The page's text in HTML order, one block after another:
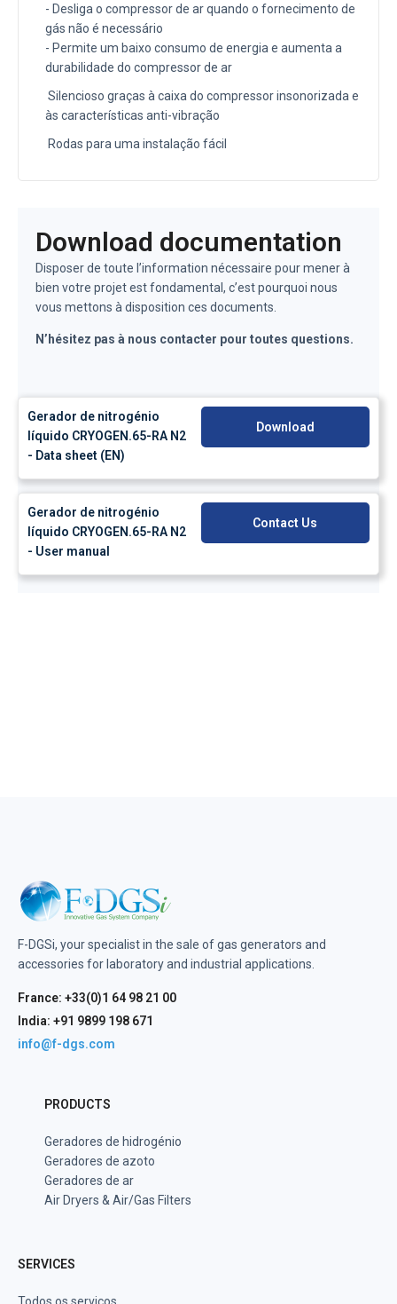
- Desliga o compressor de ar quando o fornecimento de
gás não é necessário
- Permite um baixo consumo de energia e aumenta a
durabilidade do compressor de ar
Silencioso graças à caixa do compressor insonorizada e
às características anti-vibração
Rodas para uma instalação fácil
Download documentation
Disposer de toute l’information nécessaire pour mener à
bien votre projet est fondamental, c’est pourquoi nous
vous mettons à disposition ces documents.
N’hésitez pas à nous contacter pour toutes questions.
Gerador de nitrogénio
líquido CRYOGEN.65-RA N2
- Data sheet (EN)
Download
Gerador de nitrogénio
líquido CRYOGEN.65-RA N2
- User manual
Contact Us
F-DGSi, your specialist in the sale of gas generators and
accessories for laboratory and industrial applications.
France: +33(0)1 64 98 21 00
India: +91 9899 198 671
info@f-dgs.com
PRODUCTS
Geradores de hidrogénio
Geradores de azoto
Geradores de ar
Air Dryers & Air/Gas Filters
SERVICES